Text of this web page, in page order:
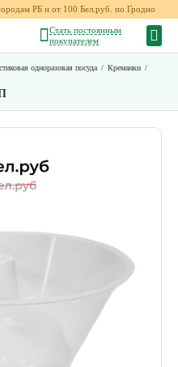
РБ и от 100 Бел.руб. по Гродно
Стать постоянным
покупателем
одноразовая посуда / Креманки /